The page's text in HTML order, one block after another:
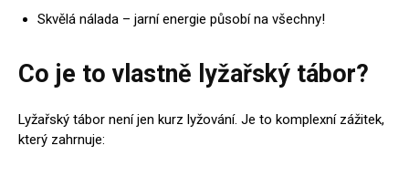
Skvělá nálada – jarní energie působí na všechny!
Co je to vlastně lyžařský tábor?
Lyžařský tábor není jen kurz lyžování. Je to komplexní zážitek,
který zahrnuje: